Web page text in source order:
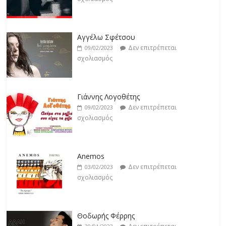
18/02/2023
Δεν επιτρέπεται
σχολιασμός
Αγγέλω Σφέτσου
09/02/2023
Δεν επιτρέπεται
σχολιασμός
Γιάννης Λογοθέτης
09/02/2023
Δεν επιτρέπεται
σχολιασμός
Anemos
03/02/2023
Δεν επιτρέπεται
σχολιασμός
Θοδωρής Φέρρης